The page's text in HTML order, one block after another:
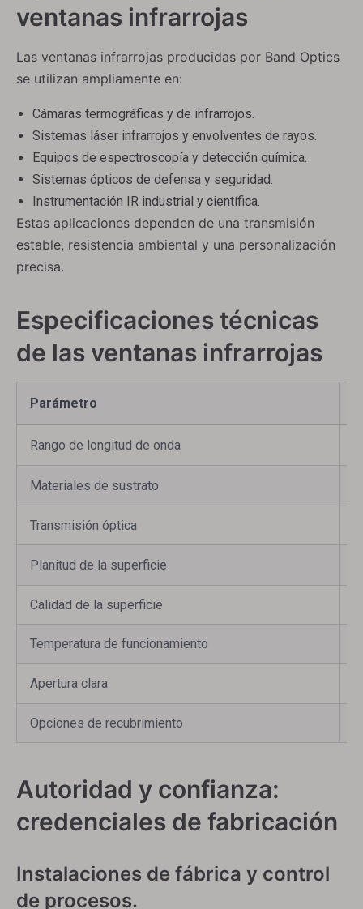
ventanas infrarrojas
Las ventanas infrarrojas producidas por Band Optics
se utilizan ampliamente en:
Cámaras termográficas y de infrarrojos.
Sistemas láser infrarrojos y envolventes de rayos.
Equipos de espectroscopía y detección química.
Sistemas ópticos de defensa y seguridad.
Instrumentación IR industrial y científica.
Estas aplicaciones dependen de una transmisión
estable, resistencia ambiental y una personalización
precisa.
Especificaciones técnicas
de las ventanas infrarrojas
Parámetro
Rango de longitud de onda
Materiales de sustrato
Transmisión óptica
Planitud de la superficie
Calidad de la superficie
Temperatura de funcionamiento
Apertura clara
Opciones de recubrimiento
Autoridad y confianza:
credenciales de fabricación
Instalaciones de fábrica y control
de procesos.